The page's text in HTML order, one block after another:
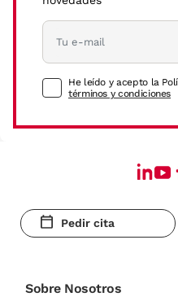
He leído y acepto la
términos y condiciones
Pedir cita
Sobre Nosotros